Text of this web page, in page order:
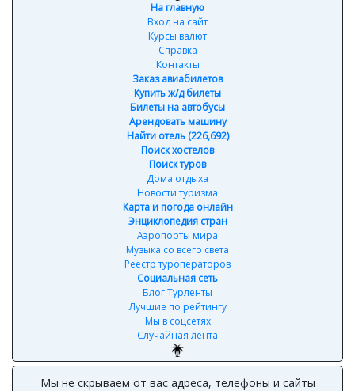
На главную
Вход на сайт
Курсы валют
Справка
Контакты
Заказ авиабилетов
Купить ж/д билеты
Билеты на автобусы
Арендовать машину
Найти отель (226,692)
Поиск хостелов
Поиск туров
Дома отдыха
Новости туризма
Карта и погода онлайн
Энциклопедия стран
Аэропорты мира
Музыка со всего света
Реестр туроператоров
Социальная сеть
Блог Турленты
Лучшие по рейтингу
Мы в соцсетях
Случайная лента
Мы не скрываем от вас адреса, телефоны и сайты